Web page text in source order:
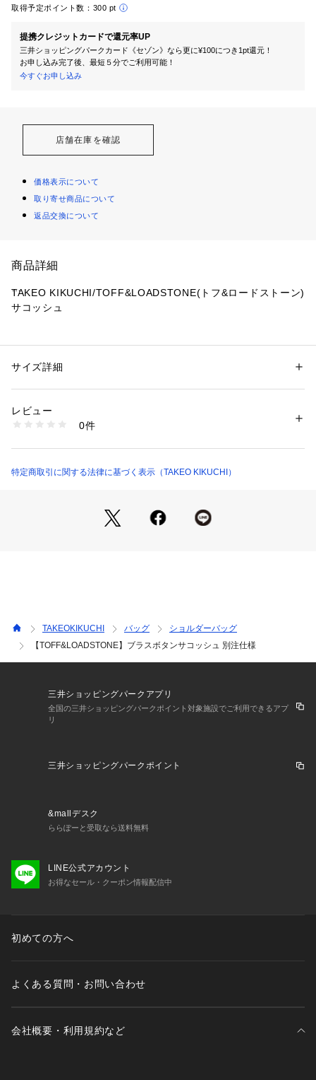
取得予定ポイント数： 300 pt
提携クレジットカードで還元率UP
三井ショッピングパークカード《セゾン》なら更に¥100につき1pt還元！
お申し込み完了後、最短５分でご利用可能！
今すぐお申し込み
店舗在庫を確認
価格表示について
取り寄せ商品について
返品交換について
商品詳細
TAKEO KIKUCHI/TOFF&LOADSTONE(トフ&ロードストーン)
サコッシュ
TAKEO KIKUCHI別注仕様モデルが登場!
【ABOUT TOFF】
ブランド名のTOFFは「洒落者」、LOADSTONEは「人を惹き
「メイドインジャパン」にこだわり展開してまいりました。
情、相反する要素の絶妙な調和がコンセプト。
を使用したサコッシュ。
紙パックのようなラフさと構築的なフォルムが共存したデザイ
ン。
カジュアルが叶います。
控えめなシボ感が上品なシュリンク型押しレザーを使用。
丈夫で傷が目立ちにくく、使用していくうちに艶感が増し、愛
カジュアルダウンさせるハズしの役割を担っているショルダー
ストラップは伸縮性がある丸ひもを使用。
今回、TOFF&LOADSTONEのデザインとして象徴的な真鍮金
コッシュに仕上がっています。
性別：メンズ
素材：牛革
商品番号：
G87-01272 （ショップ）
サイズ詳細
レビュー
0件
特定商取引に関する法律に基づく表示（TAKEO KIKUCHI）
TAKEOKIKUCHI バッグ
ショルダーバッグ
【TOFF&LOADSTONE】ブラスボタンサコッシュ 別注仕様
三井ショッピングパークアプリ
全国の三井ショッピングパークポイント対象施設でご利用できるアプ
リ
三井ショッピングパークポイント
&mallデスク
ららぽーと受取なら送料無料
LINE公式アカウント
お得なセール・クーポン情報配信中
初めての方へ
よくある質問・お問い合わせ
会社概要・利用規約など